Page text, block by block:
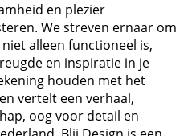
en plezier
We streven ernaar om
alleen functioneel is,
en inspiratie in je
houden met het
vertelt een verhaal,
oog voor detail en